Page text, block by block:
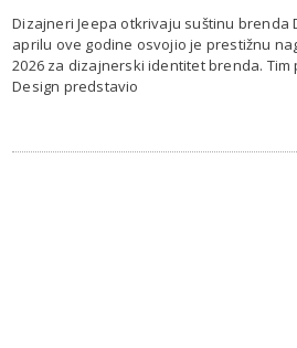
Dizajneri Jeepa otkrivaju suštinu brenda
aprilu ove godine osvojio je prestižnu
2026 za dizajnerski identitet brenda. Tim
Design predstavio